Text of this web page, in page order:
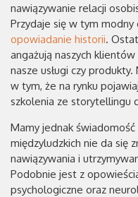
nawiązywanie relacji
Przydaje się w tym
opowiadanie historii.
angażują naszych
nasze usługi czy
w tym, że na rynku
szkolenia ze storytellingu
Mamy jednak
międzyludzkich nie da się
nawiązywania i
Podobnie jest z
psychologiczne oraz